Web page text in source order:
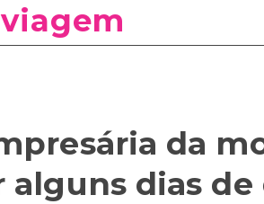
viagem
da
dias de